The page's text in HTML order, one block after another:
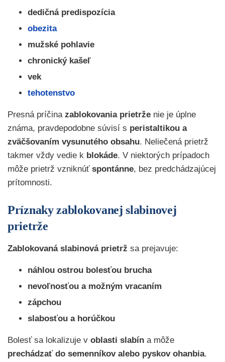
dedičná predispozícia
obezita
mužské pohlavie
chronický kašeľ
vek
tehotenstvo
Presná príčina zablokovania prietrže nie je úplne
známa, pravdepodobne súvisí s peristaltikou a
zväčšovaním vysunutého obsahu. Neliečená prietrž
takmer vždy vedie k blokáde. V niektorých prípadoch
môže prietrž vzniknúť spontánne, bez predchádzajúcej
prítomnosti.
Príznaky zablokovanej slabinovej
prietrže
Zablokovaná slabinová prietrž sa prejavuje:
náhlou ostrou bolesťou brucha
nevoľnosťou a možným vracaním
zápchou
slabosťou a horúčkou
Bolesť sa lokalizuje v oblasti slabín a môže
prechádzať do semenníkov alebo pyskov ohanbia.